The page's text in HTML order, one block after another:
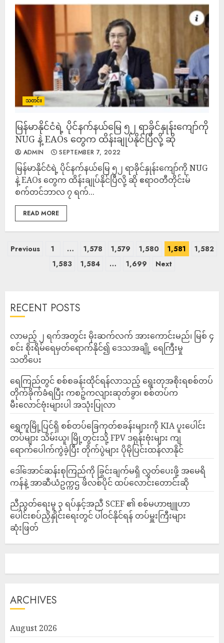
သတင်း
မြန်မာနိုင်ငံရဲ့ ပိုင်နက်နယ်မြေ ၅၂ ရာခိုင်နှုန်းကျော်ကို
NUG နဲ့ EAOs တွေက ထိန်းချုပ်နိုင်ပြီလို့ ဆို
ADMIN SEPTEMBER 7, 2022
မြန်မာနိုင်ငံရဲ့ ပိုင်နက်နယ်မြေ ၅၂ ရာခိုင်နှုန်းကျော်ကို NUG
နဲ့ EAOs တွေက ထိန်းချုပ်နိုင်ပြီလို့ ဆို ဧရာဝတီတိုင်းမ်
စက်တင်ဘာလ ၇ ရက်...
READ MORE
Previous 1 … 1,578 1,579 1,580 1,581
1,582
1,583
1,584 … 1,699 Next
RECENT POSTS
လာမည့် ၂ ရက်အတွင်း မိုးဆက်လက် အားကောင်းမည်၊ မြစ် ၄
စင်း စိုးရိမ်ရေမှတ်ရောက်နိုင်၍ ဒေသအချို့ ရေကြီးမှု
သတိပေး
ရေကြည်တွင် စစ်စခန်းထိုင်ရန်လာသည့် ရွေးတုအစိုးရစစ်တပ်
တိုက်ခိုက်ခံရပြီး ကစဉ့်ကလျားဆုတ်ခွာ၊ စစ်တပ်က
မီးလောင်ဗုံးများပါ အသုံးပြုလာ
‎ရွှေကူမြို့ပြင်ရှိ စစ်တပ်ခြေကုတ်စခန်းများကို KIA ပူးပေါင်း
တပ်များ သိမ်းယူ၊ မြို့တွင်းသို့ FPV ဒရုန်းဗုံးများ ကျ
ရောက်ပေါက်ကွဲခဲ့ပြီး တိုက်ပွဲများ ပိုမိုပြင်းထန်လာနိုင်
ဒေါ်အောင်ဆန်းစုကြည်ကို ခြွင်းချက်မရှိ လွှတ်ပေးဖို့ အမေရိ
ကန်နဲ့ အာဆီယံဥက္ကဌ ဖိလစ်ပိုင် ထပ်လောင်းတောင်းဆို
ညီညွတ်ရေးမူ ၃ ရပ်နှင့်အညီ SCEF ၏ စစ်မဟာဗျူဟာ
ပေါင်းစပ်ညှိနှိုင်းရေးတွင် ပါဝင်နိုင်ရန် တပ်မှူးကြီးများ
ဆုံးဖြတ်
ARCHIVES
August 2026